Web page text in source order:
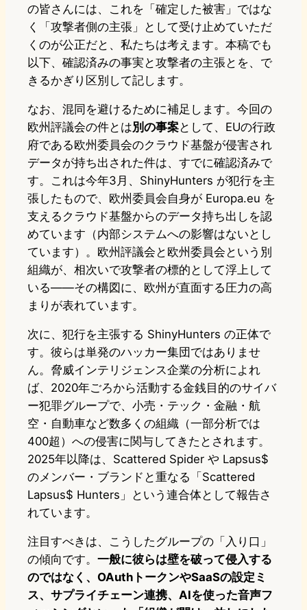
の皆さんには、これを「確定した被害」ではな
く「攻撃者側の主張」として受け止めていただ
くのが公正だと、私たちは考えます。本稿でも
以下、確認済みの事実と攻撃者の主張とを、で
きるかぎり区別して記します。
なお、混同を避けるために補足します。今回の
欧州評議会の件とは別の事案として、EUの行政
府である欧州委員会のクラウド基盤が侵害され
データが持ち出された件は、すでに確認済みで
す。これは今年3月、ShinyHunters が犯行を主
張したもので、欧州委員会自身が Europa.eu を
支えるクラウド基盤からのデータ持ち出しを認
めています（内部システムへの影響はないとし
ています）。欧州評議会と欧州委員会という別
組織が、相次いで攻撃者の標的として浮上して
いる——その構図に、欧州が直面する圧力の高
まりが表れています。
次に、犯行を主張する ShinyHunters の正体で
す。彼らは単発のハッカー集団ではありませ
ん。脅威インテリジェンス企業の分析によれ
ば、2020年ごろから活動する金銭目的のサイバ
ー犯罪グループで、小売・テック・金融・航
空・自動車など数多くの組織（一部分析では
400超）への侵害に関与してきたとされます。
2025年以降は、Scattered Spider や Lapsus$
のメンバー・ブランドと重なる「Scattered
Lapsus$ Hunters」という連合体として報告さ
れています。
注目すべきは、こうしたグループの「入り口」
の傾向です。 一般に彼らは壁を破って侵入する
のではなく、OAuthトークンやSaaSの設定ミ
ス、サプライチェーン連携、AIを使った音声フ